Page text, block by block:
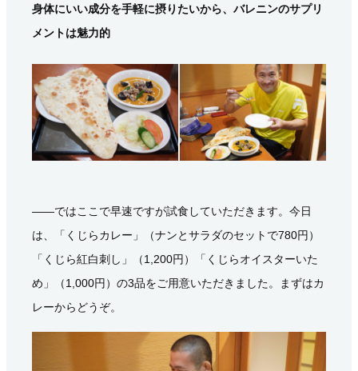
身体にいい成分を手軽に摂りたいから、バレニンのサプリ
メントは魅力的
――ではここで早速ですが試食していただきます。今日
は、「くじらカレー」（ナンとサラダのセットで780円）
「くじら紅白刺し」（1,200円）「くじらオイスターいた
め」（1,000円）の3品をご用意いただきました。まずはカ
レーからどうぞ。